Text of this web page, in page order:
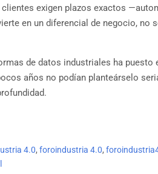
exigen plazos exactos
en un diferencial de negocio, no
de datos industriales ha puesto
años no podían planteárselo
4.0, foroindustria 4.0,